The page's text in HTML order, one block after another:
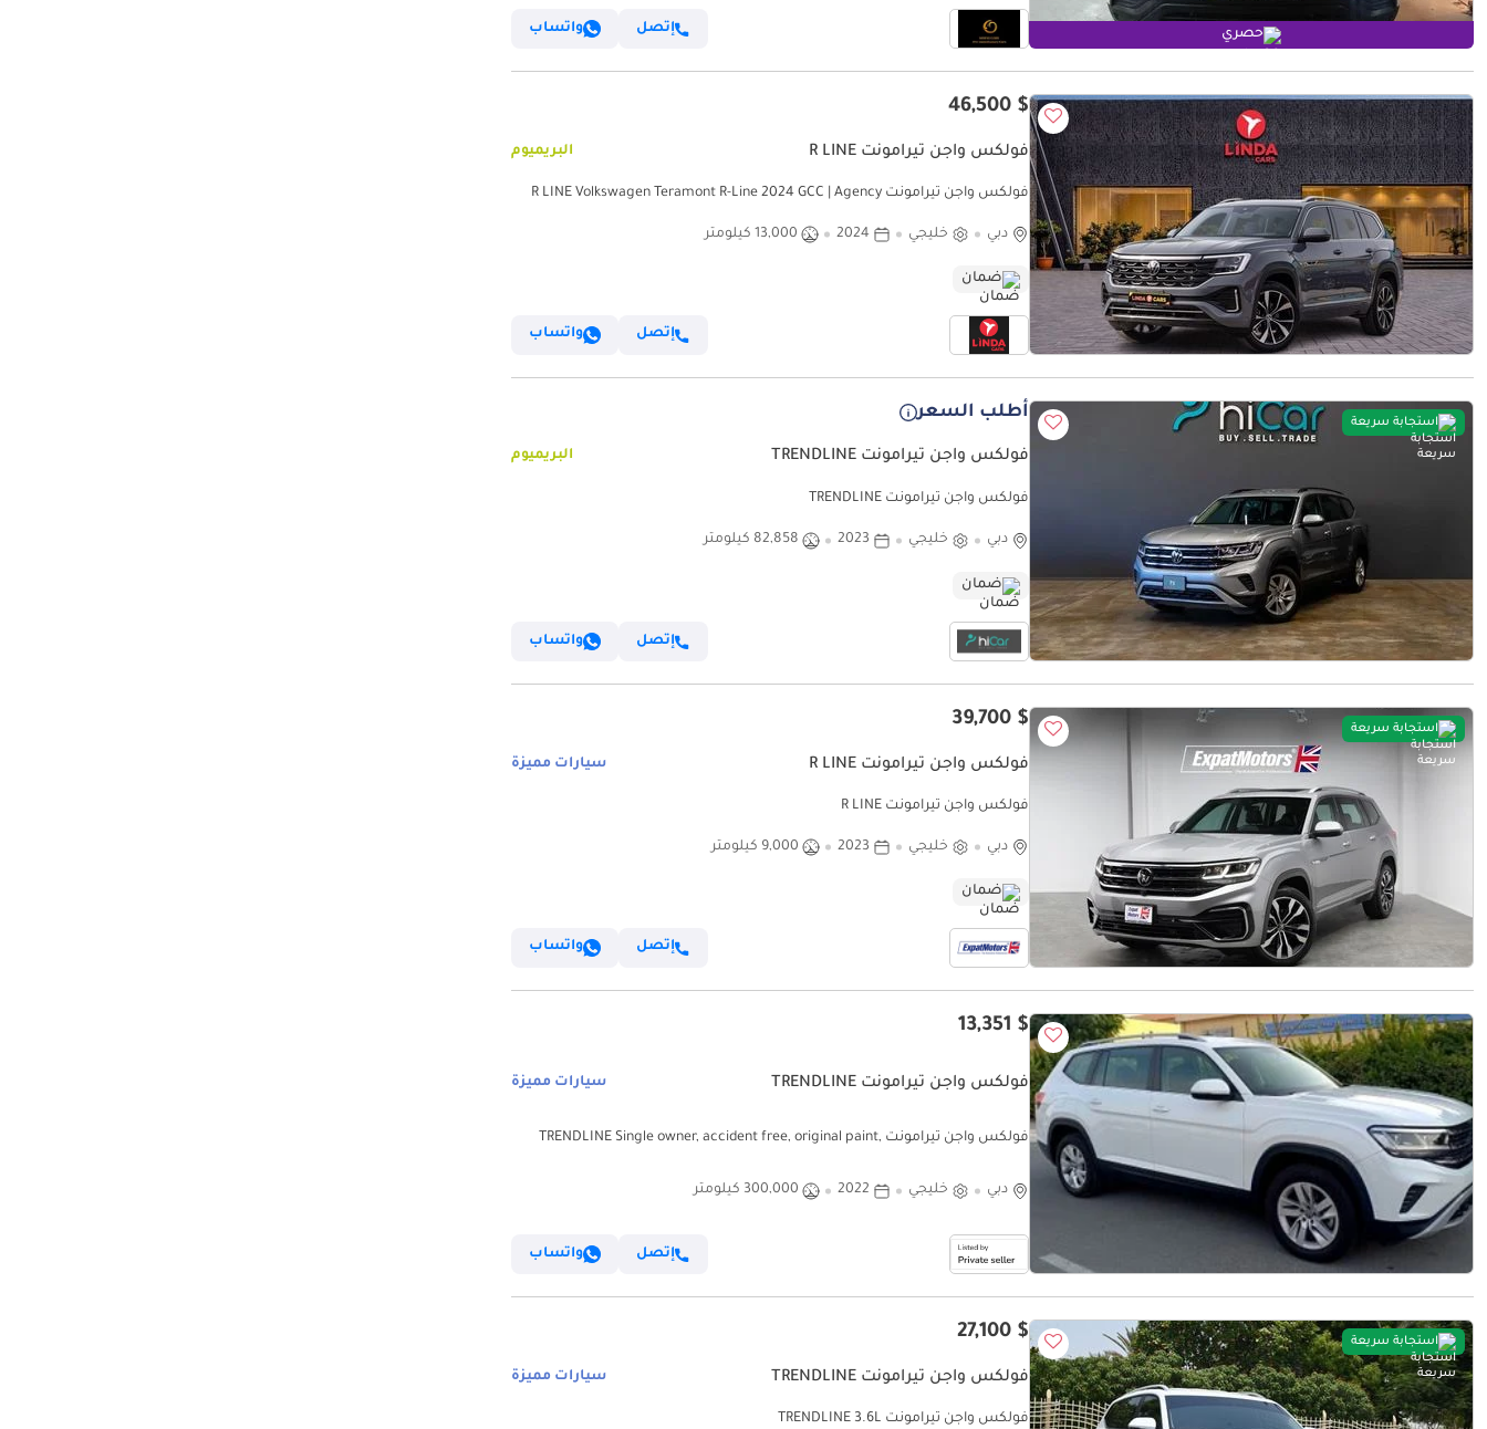
حصري إتصل واتساب
$ 46,500
فولكس واجن تيرامونت R LINE البريميوم
فولكس واجن تيرامونت R LINE Volkswagen Teramont R-Line 2024 GCC | Agency
دبي
خليجي 2024 13,000 كيلومتر
ضمان
إتصل واتساب
استجابة سريعة أطلب السعر
فولكس واجن تيرامونت TRENDLINE البريميوم
فولكس واجن تيرامونت TRENDLINE
دبي خليجي 2023 82,858 كيلومتر
ضمان
إتصل واتساب
استجابة سريعة $ 39,700
فولكس واجن تيرامونت R LINE سيارات مميزة
فولكس واجن تيرامونت R LINE
دبي خليجي 2023 9,000 كيلومتر
ضمان
إتصل واتساب
$ 13,351
فولكس واجن تيرامونت TRENDLINE سيارات مميزة
فولكس واجن تيرامونت TRENDLINE Single owner, accident free, original paint,
دبي خليجي 2022 300,000 كيلومتر
إتصل واتساب
استجابة سريعة $ 27,100
فولكس واجن تيرامونت TRENDLINE سيارات مميزة
فولكس واجن تيرامونت TRENDLINE 3.6L